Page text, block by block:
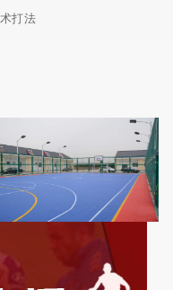
打法
腕是什么意思翻腕规则